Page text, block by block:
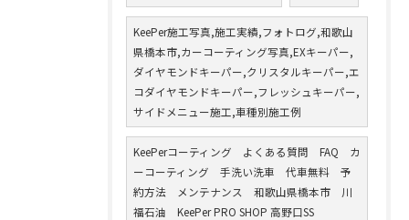
KeePer施工写真,施工実績,フォトログ,和歌山
県橋本市,カーコーティング写真,EXキーパー,
ダイヤモンドキーパー,クリスタルキーパー,エ
コダイヤモンドキーパー,フレッシュキーパー,
サイドメニュー施工,車種別施工例
KeePerコーティング よくある質問 FAQ カ
ーコーティング 手洗い洗車 代車無料 予
約方法 メンテナンス 和歌山県橋本市 川
福石油 KeePer PRO SHOP 高野口SS